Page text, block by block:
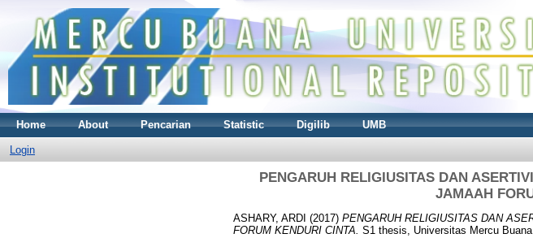
Home About Pencarian Statistic Digilib UMB
Login
PENGARUH RELIGIUSITAS DAN
JAMAAH
ASHARY, ARDI (2017) PENGARUH RELIGIUSITAS DAN
FORUM KENDURI CINTA. S1 thesis, Universitas Mercu